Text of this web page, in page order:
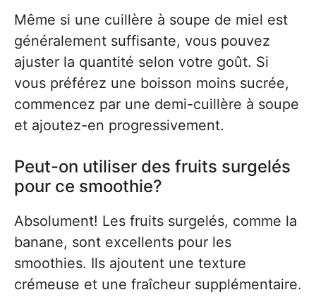
Même si une cuillère à soupe de miel est
généralement suffisante, vous pouvez
ajuster la quantité selon votre goût. Si
vous préférez une boisson moins sucrée,
commencez par une demi-cuillère à soupe
et ajoutez-en progressivement.
Peut-on utiliser des fruits surgelés
pour ce smoothie?
Absolument! Les fruits surgelés, comme la
banane, sont excellents pour les
smoothies. Ils ajoutent une texture
crémeuse et une fraîcheur supplémentaire.